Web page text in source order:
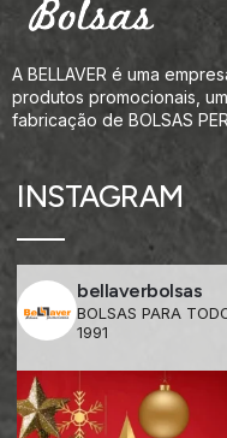
A BELLAVER é uma
produtos promocionais,
fabricação de BOLSAS
INSTAGRAM
bellaverbolsas
BOLSAS PARA
1991